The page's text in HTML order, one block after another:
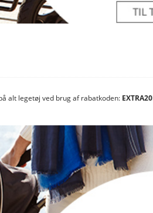
alt legetøj ved brug af rabatkoden: